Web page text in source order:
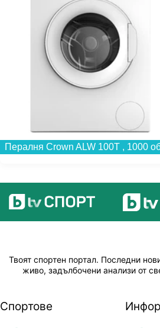
Твоят спортен портал. Последни
живо, задълбочени анализи от
Спортове